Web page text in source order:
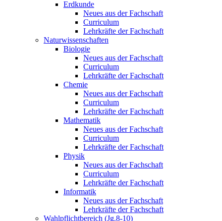
Erdkunde
Neues aus der Fachschaft
Curriculum
Lehrkräfte der Fachschaft
Naturwissenschaften
Biologie
Neues aus der Fachschaft
Curriculum
Lehrkräfte der Fachschaft
Chemie
Neues aus der Fachschaft
Curriculum
Lehrkräfte der Fachschaft
Mathematik
Neues aus der Fachschaft
Curriculum
Lehrkräfte der Fachschaft
Physik
Neues aus der Fachschaft
Curriculum
Lehrkräfte der Fachschaft
Informatik
Neues aus der Fachschaft
Lehrkräfte der Fachschaft
Wahlpflichtbereich (Jg.8-10)